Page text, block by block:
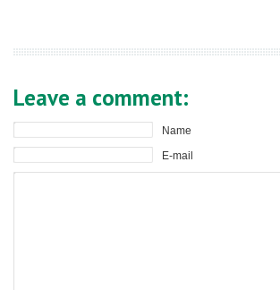
Leave a comment:
Name
E-mail